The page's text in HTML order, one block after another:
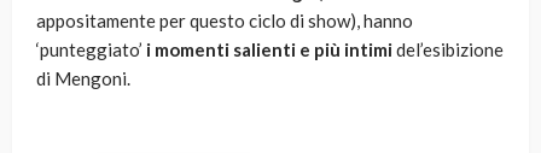
appositamente per questo ciclo di show), hanno
‘punteggiato’ i momenti salienti e più intimidel’esibizione
di Mengoni.